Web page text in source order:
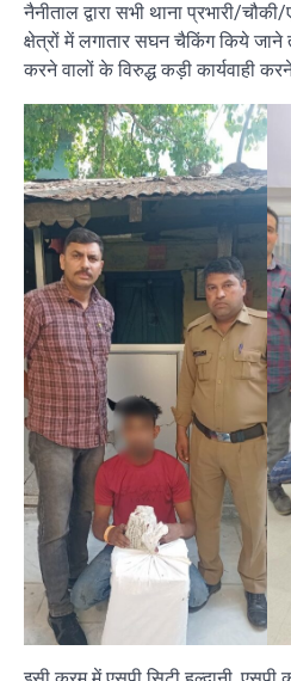
नैनीताल द्वारा सभी थाना प्रभारी/
क्षेत्रों में लगातार सघन चैकिंग किये जाने
करने वालों के विरुद्ध कड़ी कार्यवाही